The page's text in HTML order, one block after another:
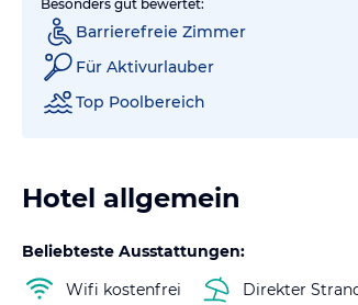
Besonders gut bewertet:
Barrierefreie Zimmer
Für Aktivurlauber
Top Poolbereich
Hotel allgemein
Beliebteste Ausstattungen:
Wifi kostenfrei
Direkter